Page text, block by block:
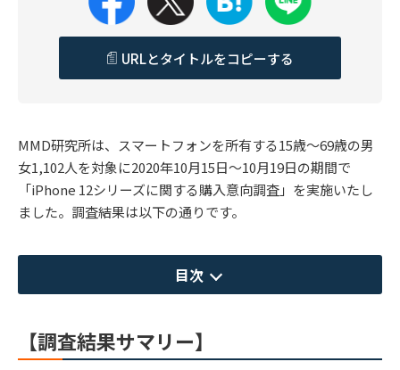
URLとタイトルをコピーする
MMD研究所は、スマートフォンを所有する15歳～69歳の男
女1,102人を対象に2020年10月15日～10月19日の期間で
「iPhone 12シリーズに関する購入意向調査」を実施いたし
ました。調査結果は以下の通りです。
目次
【調査結果サマリー】